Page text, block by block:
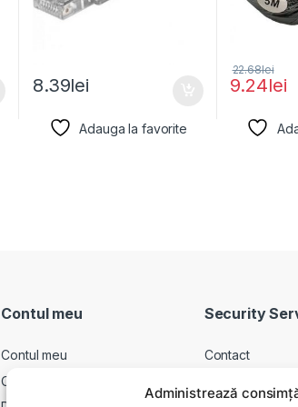
Administrează
8.39lei
Adauga la favorite
9.24lei
22.68lei
Contul meu
Contul meu
Comenzi
Security
Contact